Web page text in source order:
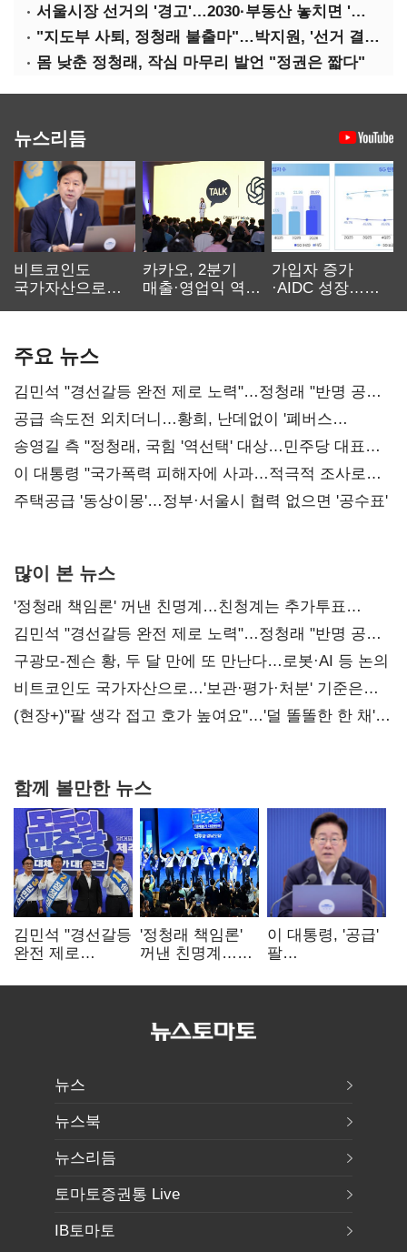
서울시장 선거의 '경고'…2030·부동산 놓치면 '총선도 대선도' 패배
"지도부 사퇴, 정청래 불출마"…박지원, '선거 결과 책임' 강조
몸 낮춘 정청래, 작심 마무리 발언 "정권은 짧다"
뉴스리듬
비트코인도
국가자산으로…'
카카오, 2분기
매출·영업익 역대
가입자 증가
·AIDC 성장…
주요 뉴스
김민석 "경선갈등 완전 제로 노력"…정청래 "반명 공세
사과부터"
공급 속도전 외치더니…황희, 난데없이 '폐버스
리모델링' 제안
송영길 측 "정청래, 국힘 '역선택' 대상…민주당 대표로
총선 지휘 못해"
이 대통령 "국가폭력 피해자에 사과…적극적 조사로
진실 밝혀야"
주택공급 '동상이몽'…정부·서울시 협력 없으면 '공수표'
많이 본 뉴스
'정청래 책임론' 꺼낸 친명계…친청계는 추가투표
때리기
김민석 "경선갈등 완전 제로 노력"…정청래 "반명 공세
사과부터"
구광모-젠슨 황, 두 달 만에 또 만난다…로봇·AI 등 논의
비트코인도 국가자산으로…'보관·평가·처분' 기준은
숙제
(현장+)"팔 생각 접고 호가 높여요"…'덜 똘똘한 한 채'
함께 볼만한 뉴스
김민석 "경선갈등
완전 제로
"반명 공세
'정청래 책임론'
꺼낸 친명계…
추가투표 때리기
이 대통령, '공급'
팔
여 내부선
뉴스
뉴스북
뉴스리듬
토마토증권통 Live
IB토마토